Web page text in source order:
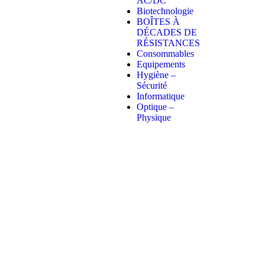
Biotechnologie
BOÎTES À
DÉCADES DE
RÉSISTANCES
Consommables
Equipements
Hygiène –
Sécurité
Informatique
Optique –
Physique